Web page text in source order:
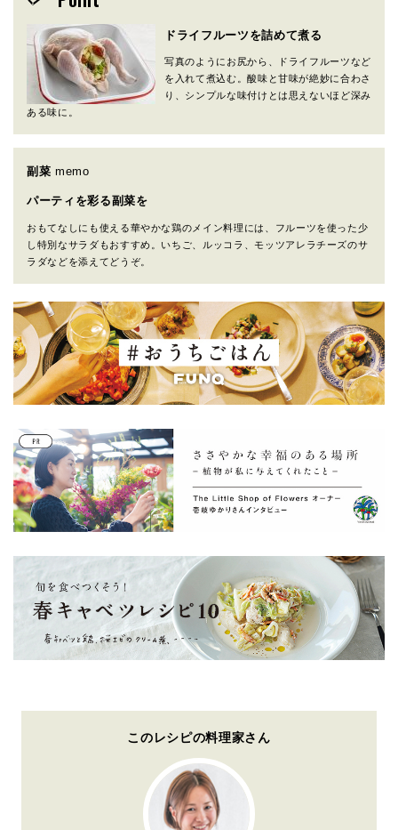
ドライフルーツを詰めて煮る
写真のようにお尻から、ドライフルーツなど
を入れて煮込む。酸味と甘味が絶妙に合わさ
り、シンプルな味付けとは思えないほど深み
ある味に。
副菜 memo
パーティを彩る副菜を
おもてなしにも使える華やかな鶏のメイン料理には、フルーツを使った少
し特別なサラダもおすすめ。いちご、ルッコラ、モッツアレラチーズのサ
ラダなどを添えてどうぞ。
このレシピの料理家さん